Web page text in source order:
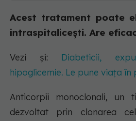
Acest tratament poate
intraspitalicești. Are
Vezi și: Diabeticii,
hipoglicemie. Le pune viața în
Anticorpii monoclonali, un
dezvoltat prin clonarea